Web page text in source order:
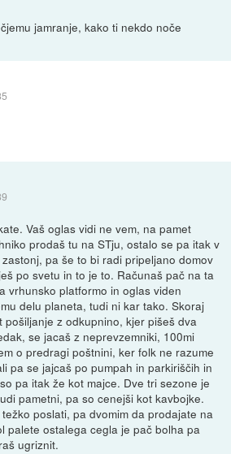
jamranje, kako ti nekdo noče
Vaš oglas vidi ne vem, na pamet
prodaš tu na STju, ostalo se pa itak v
pa še to bi radi pripeljano domov
po svetu in to je to. Računaš pač na ta
vrhunsko platformo in oglas viden
delu planeta, tudi ni kar tako. Skoraj
z odkupnino, kjer pišeš dva
se jacaš z neprevzemniki, 100mi
o predragi poštnini, ker folk ne razume
pa se jajcaš po pumpah in parkiriščih in
pa itak že kot majce. Dve tri sezone je
pametni, pa so cenejši kot kavbojke.
poslati, pa dvomim da prodajate na
palete ostalega cegla je pač bolha pa
ugriznit.